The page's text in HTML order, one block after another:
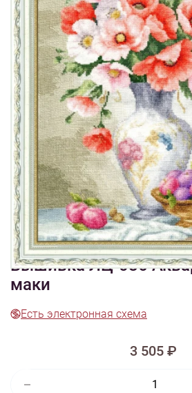
Смотреть видео -
обзор
2
Изображения и цвет представленного
отличаться от оригинала продукции,
настроек вашего монитора, а также условий
Вышивка ЛЦ-086
маки
Есть электронная схема
3 505 ₽